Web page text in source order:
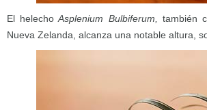
El helecho Asplenium Bulbiferum, también
Nueva Zelanda, alcanza una notable altura,